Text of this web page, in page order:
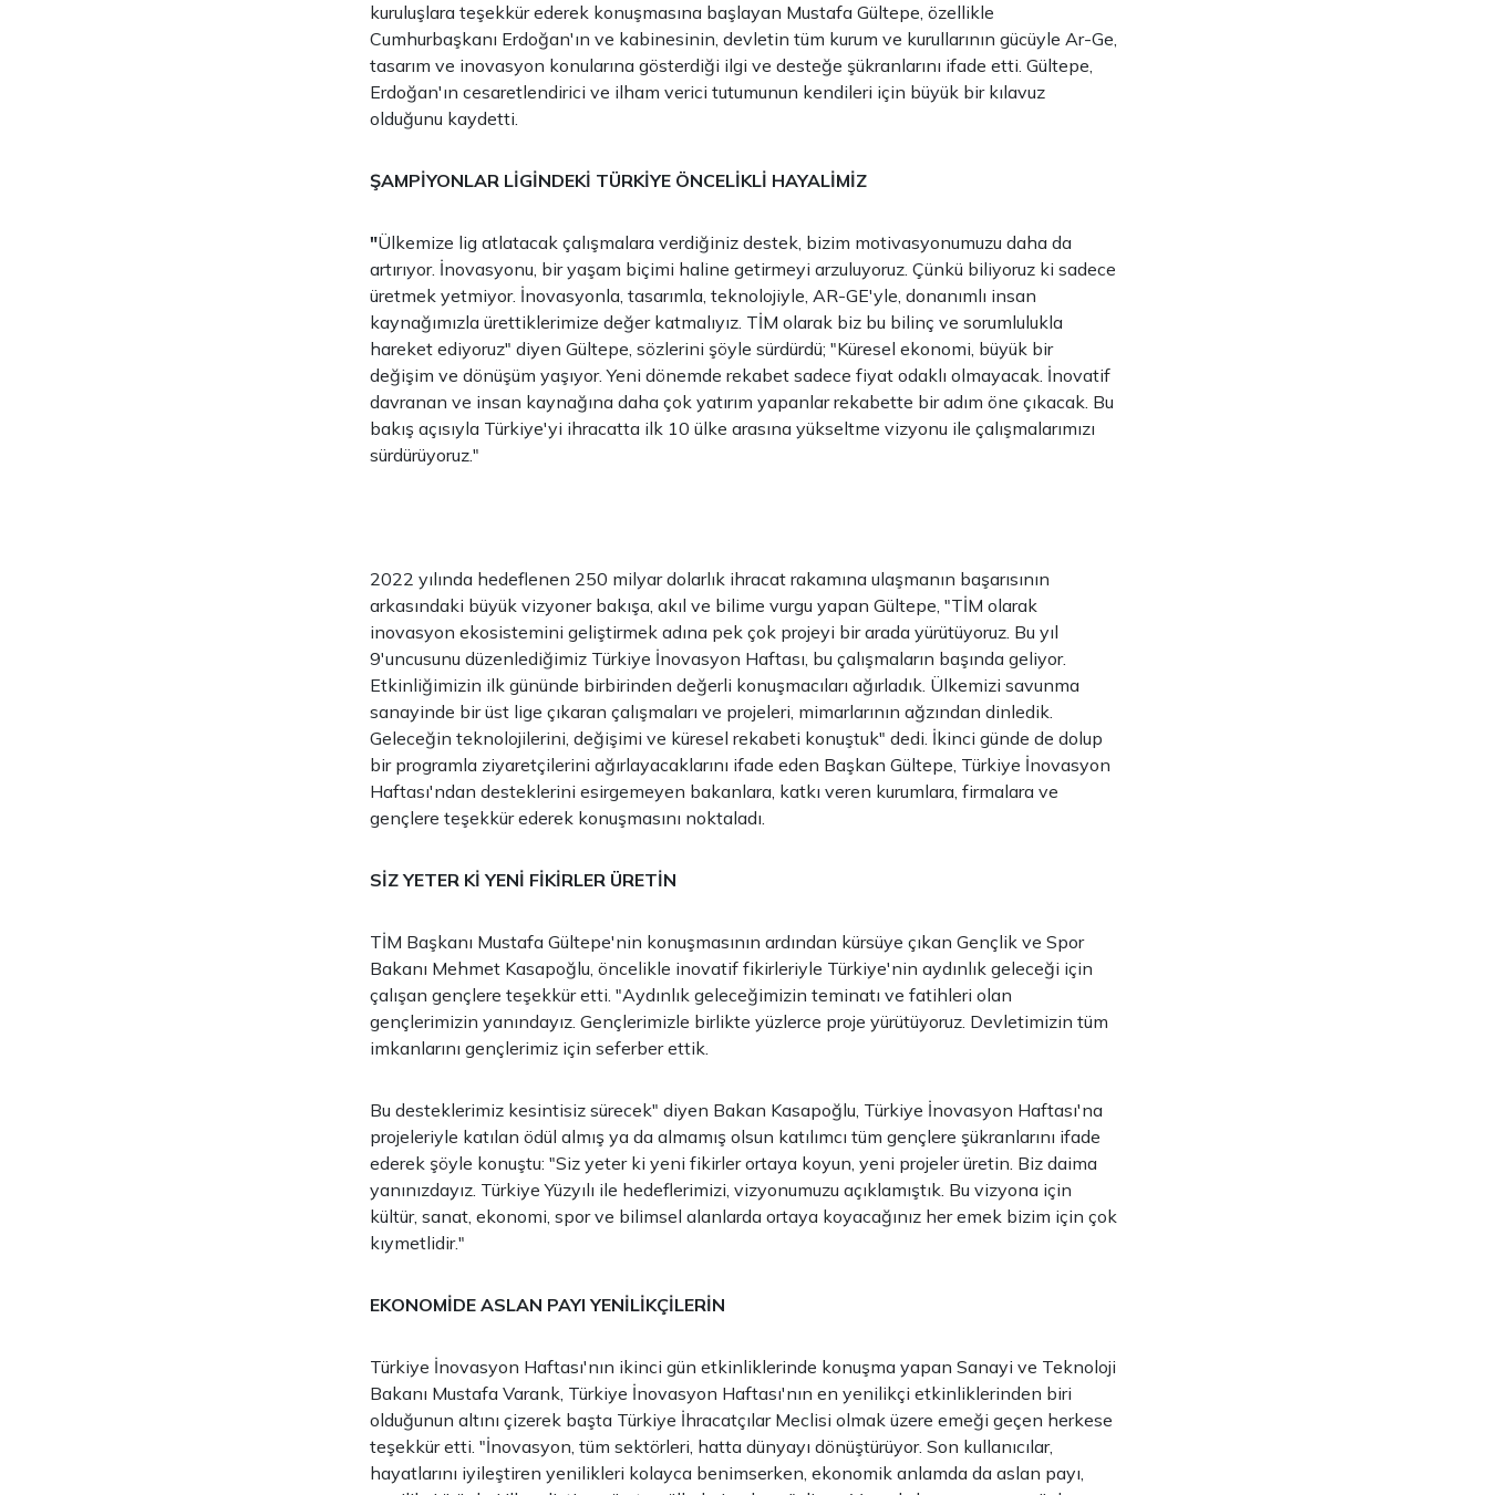
kuruluşlara teşekkür ederek konuşmasına başlayan Mustafa Gültepe, özellikle
Cumhurbaşkanı Erdoğan'ın ve kabinesinin, devletin tüm kurum ve kurullarının gücüyle Ar-Ge,
tasarım ve inovasyon konularına gösterdiği ilgi ve desteğe şükranlarını ifade etti. Gültepe,
Erdoğan'ın cesaretlendirici ve ilham verici tutumunun kendileri için büyük bir kılavuz
olduğunu kaydetti.
ŞAMPİYONLAR LİGİNDEKİ TÜRKİYE ÖNCELİKLİ HAYALİMİZ
"Ülkemize lig atlatacak çalışmalara verdiğiniz destek, bizim motivasyonumuzu daha da
artırıyor. İnovasyonu, bir yaşam biçimi haline getirmeyi arzuluyoruz. Çünkü biliyoruz ki sadece
üretmek yetmiyor. İnovasyonla, tasarımla, teknolojiyle, AR-GE'yle, donanımlı insan
kaynağımızla ürettiklerimize değer katmalıyız. TİM olarak biz bu bilinç ve sorumlulukla
hareket ediyoruz" diyen Gültepe, sözlerini şöyle sürdürdü; "Küresel ekonomi, büyük bir
değişim ve dönüşüm yaşıyor. Yeni dönemde rekabet sadece fiyat odaklı olmayacak. İnovatif
davranan ve insan kaynağına daha çok yatırım yapanlar rekabette bir adım öne çıkacak. Bu
bakış açısıyla Türkiye'yi ihracatta ilk 10 ülke arasına yükseltme vizyonu ile çalışmalarımızı
sürdürüyoruz."
2022 yılında hedeflenen 250 milyar dolarlık ihracat rakamına ulaşmanın başarısının
arkasındaki büyük vizyoner bakışa, akıl ve bilime vurgu yapan Gültepe, "TİM olarak
inovasyon ekosistemini geliştirmek adına pek çok projeyi bir arada yürütüyoruz. Bu yıl
9'uncusunu düzenlediğimiz Türkiye İnovasyon Haftası, bu çalışmaların başında geliyor.
Etkinliğimizin ilk gününde birbirinden değerli konuşmacıları ağırladık. Ülkemizi savunma
sanayinde bir üst lige çıkaran çalışmaları ve projeleri, mimarlarının ağzından dinledik.
Geleceğin teknolojilerini, değişimi ve küresel rekabeti konuştuk" dedi. İkinci günde de dolup
bir programla ziyaretçilerini ağırlayacaklarını ifade eden Başkan Gültepe, Türkiye İnovasyon
Haftası'ndan desteklerini esirgemeyen bakanlara, katkı veren kurumlara, firmalara ve
gençlere teşekkür ederek konuşmasını noktaladı.
SİZ YETER Kİ YENİ FİKİRLER ÜRETİN
TİM Başkanı Mustafa Gültepe'nin konuşmasının ardından kürsüye çıkan Gençlik ve Spor
Bakanı Mehmet Kasapoğlu, öncelikle inovatif fikirleriyle Türkiye'nin aydınlık geleceği için
çalışan gençlere teşekkür etti. "Aydınlık geleceğimizin teminatı ve fatihleri olan
gençlerimizin yanındayız. Gençlerimizle birlikte yüzlerce proje yürütüyoruz. Devletimizin tüm
imkanlarını gençlerimiz için seferber ettik.
Bu desteklerimiz kesintisiz sürecek" diyen Bakan Kasapoğlu, Türkiye İnovasyon Haftası'na
projeleriyle katılan ödül almış ya da almamış olsun katılımcı tüm gençlere şükranlarını ifade
ederek şöyle konuştu: "Siz yeter ki yeni fikirler ortaya koyun, yeni projeler üretin. Biz daima
yanınızdayız. Türkiye Yüzyılı ile hedeflerimizi, vizyonumuzu açıklamıştık. Bu vizyona için
kültür, sanat, ekonomi, spor ve bilimsel alanlarda ortaya koyacağınız her emek bizim için çok
kıymetlidir."
EKONOMİDE ASLAN PAYI YENİLİKÇİLERİN
Türkiye İnovasyon Haftası'nın ikinci gün etkinliklerinde konuşma yapan Sanayi ve Teknoloji
Bakanı Mustafa Varank, Türkiye İnovasyon Haftası'nın en yenilikçi etkinliklerinden biri
olduğunun altını çizerek başta Türkiye İhracatçılar Meclisi olmak üzere emeği geçen herkese
teşekkür etti. "İnovasyon, tüm sektörleri, hatta dünyayı dönüştürüyor. Son kullanıcılar,
hayatlarını iyileştiren yenilikleri kolayca benimserken, ekonomik anlamda da aslan payı,